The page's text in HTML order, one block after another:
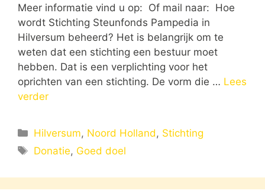
Meer informatie vind u op: Of mail naar: Hoe
wordt Stichting Steunfonds Pampedia in
Hilversum beheerd? Het is belangrijk om te
weten dat een stichting een bestuur moet
hebben. Dat is een verplichting voor het
oprichten van een stichting. De vorm die … Lees
verder
Categorieën
Hilversum, Noord Holland , Stichting
Tags
Donatie, Goed doel